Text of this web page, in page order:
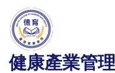
到
主
內
容
健康產業管